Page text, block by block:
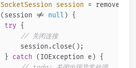
session =
(session != null ) {
try {
// 关闭连接
session.close();
}
catch (IOException e) {